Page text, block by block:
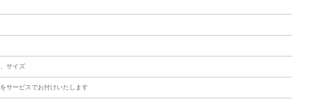
サイズ
サービスでお付けいたします